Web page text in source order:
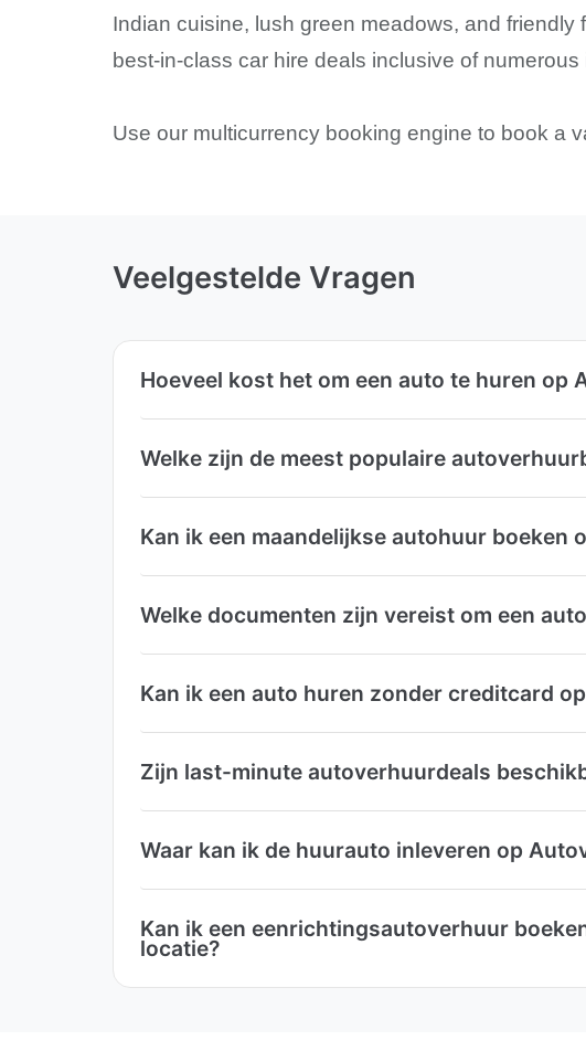
Indian cuisine, lush green meadows, and
best-in-class car hire deals inclusive of
Use our multicurrency booking engine to book a
Veelgestelde Vragen
Hoeveel kost het om een auto te huren op
Welke zijn de meest populaire
Kan ik een maandelijkse autohuur boeken
Welke documenten zijn vereist om een
Kan ik een auto huren zonder creditcard
Zijn last-minute autoverhuurdeals
Waar kan ik de huurauto inleveren op
Kan ik een eenrichtingsautoverhuur
locatie?